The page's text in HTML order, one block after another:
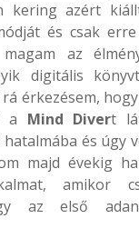
kering azért
és csak
az
digitális
érkezésem,
a Mind Divert
és úgy
majd évekig
amikor
az első